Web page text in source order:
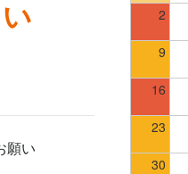
願い
2
9
16
23
30